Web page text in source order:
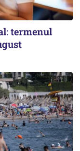
termenul